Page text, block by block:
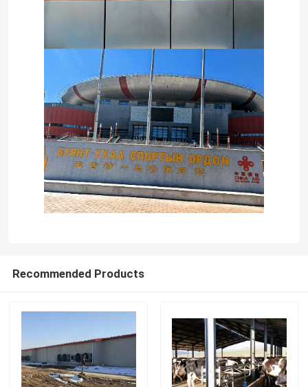
Recommended Products